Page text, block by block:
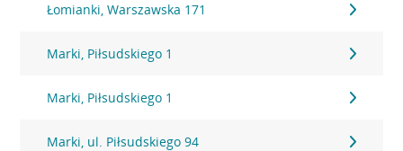
Łomianki, Warszawska 171
Marki, Piłsudskiego 1
Marki, Piłsudskiego 1
Marki, ul. Piłsudskiego 94